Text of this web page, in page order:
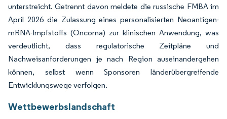
unterstreicht. Getrennt davon meldete die russische FMBA im
April 2026 die Zulassung eines personalisierten Neoantigen-
mRNA-Impfstoffs (Oncorna) zur klinischen Anwendung, was
verdeutlicht, dass regulatorische Zeitpläne und
Nachweisanforderungen je nach Region auseinandergehen
können, selbst wenn Sponsoren länderübergreifende
Entwicklungswege verfolgen.
Wettbewerbslandschaft